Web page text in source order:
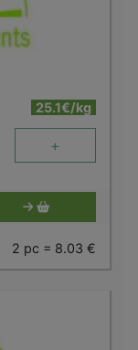
25.1€/kg
+
2 pc = 8.03 €